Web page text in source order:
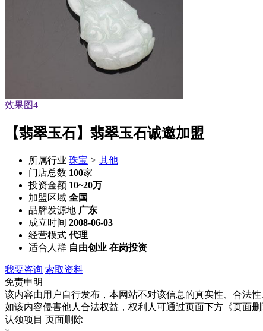
效果图1
【翡翠玉石】翡翠玉石诚邀加盟
所属行业 珠宝 > 其他
门店总数 100家
投资金额 10~20万
加盟区域 全国
品牌发源地 广东
成立时间 2008-06-03
经营模式 代理
适合人群 自由创业 在岗投资
我要咨询 索取资料
免责申明
该内容由用户自行发布，本网站不对该信息的真实性、合法
如该内容侵害他人合法权益，权利人可通过页面下方《页面
认领项目 页面删除